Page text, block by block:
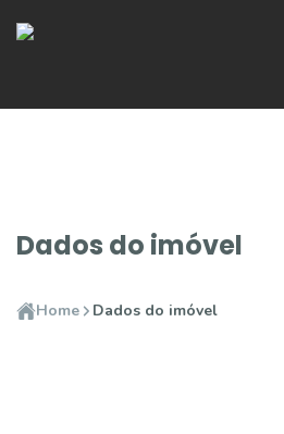
Dados do imóvel
Home Dados do imóvel